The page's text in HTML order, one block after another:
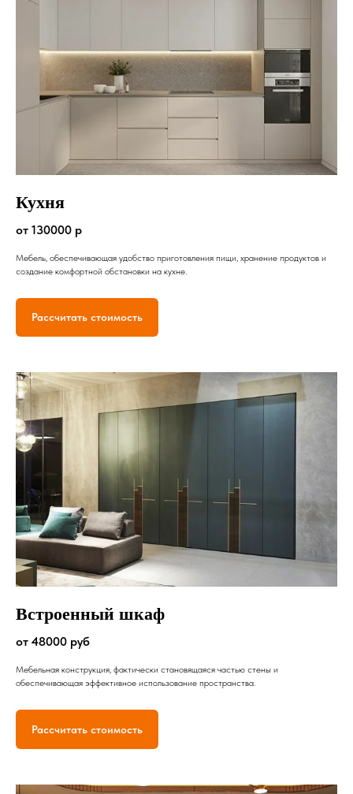
Кухня
от 130000 р
Мебель, обеспечивающая удобство приготовления пищи, хранение продуктов и
создание комфортной обстановки на кухне.
Рассчитать стоимость
Встроенный шкаф
от 48000 руб
Мебельная конструкция, фактически становящаяся частью стены и
обеспечивающая эффективное использование пространства.
Рассчитать стоимость